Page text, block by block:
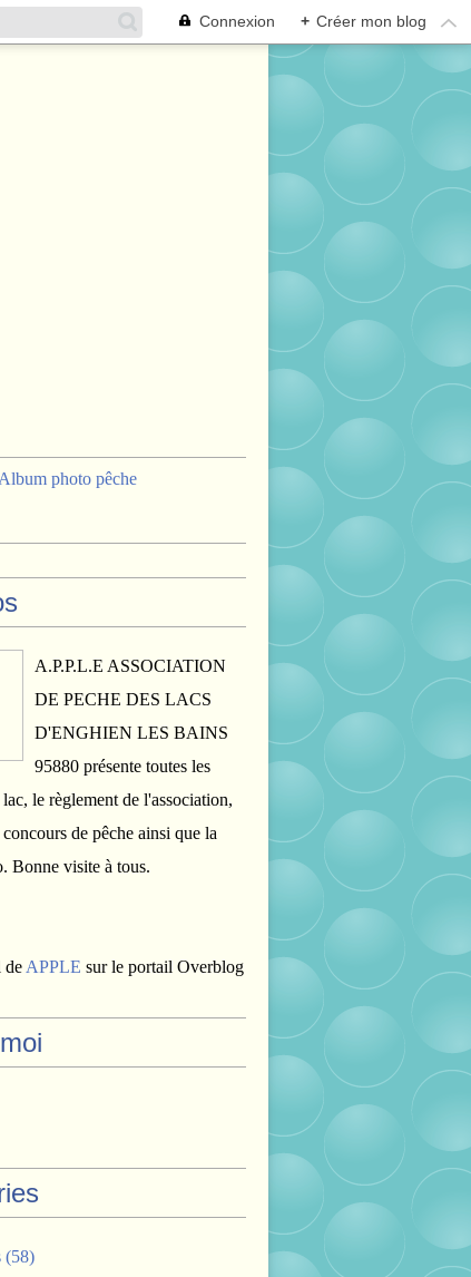
Connexion + Créer mon blog
Album photo pêche
A.P.P.L.E ASSOCIATION
DE PECHE DES LACS
D'ENGHIEN LES BAINS
95880 présente toutes les
le règlement de l'association,
concours de pêche ainsi que la
Bonne visite à tous.
de APPLE sur le portail Overblog
(58)